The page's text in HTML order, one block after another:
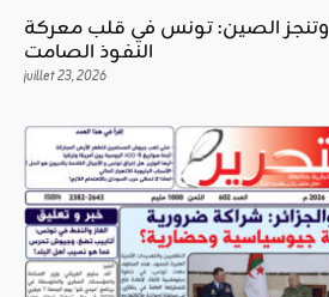
وتنجز الصين: تونس في قلب معركة
النفوذ الصامت
juillet 23, 2026